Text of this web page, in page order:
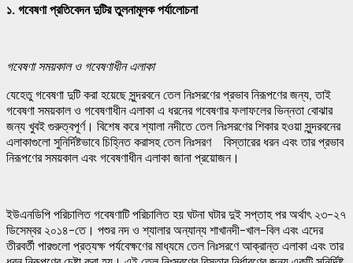
১. গবেষণাপ্রতিবেদনদুটিরতুলনামূলকপর্যালোচনা
গবেষণাসময়কালও গবেষণাধীনএলাকা
যেহেতু গবেষণা দুটি করা হয়েছে সুন্দরবনে তেল নিঃসরণের প্রভাব নিরূপণের জন্য, তাই
গবেষণা সময়কাল ও গবেষণাধীন এলাকা এ ধরনের গবেষণার ফলাফলের ভিন্নতা বোঝার
জন্য খুবই গুরুত্বপূর্ণ। বিশেষ করে শ্যালা নদীতে তেল নিঃসরণের শিকার হওয়া সুন্দরবনের
এলাকাগুলো সুনির্দিষ্টভাবে চিহ্নিত করাসহ তেল নিঃসরণ বিস্তারের ধরন এবং তার প্রভাব
নিরূপণের সময়কাল এবং গবেষণাধীন এলাকা জানা প্রয়োজন।
ইউএনডিপি পরিচালিত গবেষণাটি পরিচালিত হয় ঘটনা ঘটার দুই সপ্তাহ পর অর্থাৎ ২৩-২৭
ডিসেম্বর ২০১৪-তে। পশুর নদ ও শ্যালার অন্যান্য শাখানদী-খাল-বিল এবং এদের
তীরবর্তী পারগুলো প্রত্যক্ষ পর্যবেক্ষণের মাধ্যমে তেল নিঃসরণে আক্রান্ত এলাকা এবং তার